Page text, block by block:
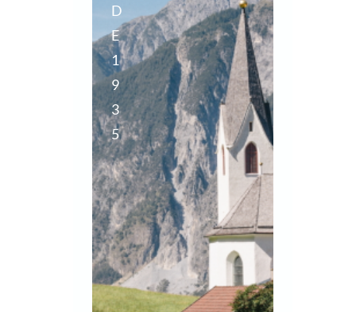
D
E
1
9
3
5